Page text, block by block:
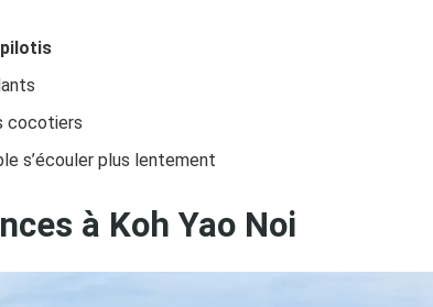
cocotiers
s’écouler plus lentement
à Koh Yao Noi